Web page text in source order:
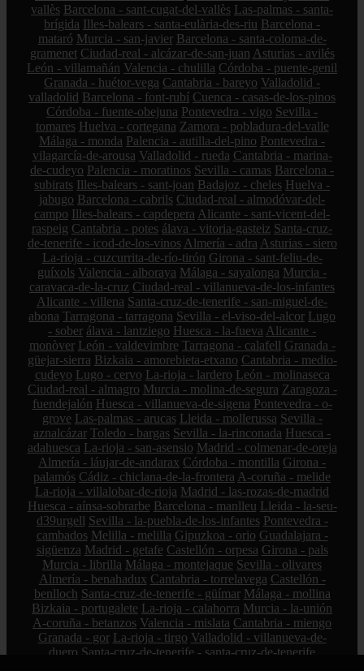
vallès Barcelona - sant-cugat-del-vallès Las-palmas - santa-
brígida Illes-balears - santa-eulària-des-riu Barcelona -
mataró Murcia - san-javier Barcelona - santa-coloma-de-
gramenet Ciudad-real - alcázar-de-san-juan Asturias - avilés
León - villamañán Valencia - chulilla Córdoba - puente-genil
Granada - huétor-vega Cantabria - bareyo Valladolid -
valladolid Barcelona - font-rubí Cuenca - casas-de-los-pinos
Córdoba - fuente-obejuna Pontevedra - vigo Sevilla -
tomares Huelva - cortegana Zamora - pobladura-del-valle
Málaga - monda Palencia - autilla-del-pino Pontevedra -
vilagarcía-de-arousa Valladolid - rueda Cantabria - marina-
de-cudeyo Palencia - moratinos Sevilla - camas Barcelona -
subirats Illes-balears - sant-joan Badajoz - cheles Huelva -
jabugo Barcelona - cabrils Ciudad-real - almodóvar-del-
campo Illes-balears - capdepera Alicante - sant-vicent-del-
raspeig Cantabria - potes álava - vitoria-gasteiz Santa-cruz-
de-tenerife - icod-de-los-vinos Almería - adra Asturias - siero
La-rioja - cuzcurrita-de-río-tirón Girona - sant-feliu-de-
guíxols Valencia - alboraya Málaga - sayalonga Murcia -
caravaca-de-la-cruz Ciudad-real - villanueva-de-los-infantes
Alicante - villena Santa-cruz-de-tenerife - san-miguel-de-
abona Tarragona - tarragona Sevilla - el-viso-del-alcor Lugo
- sober álava - lantziego Huesca - la-fueva Alicante -
monòver León - valdevimbre Tarragona - calafell Granada -
güejar-sierra Bizkaia - amorebieta-etxano Cantabria - medio-
cudeyo Lugo - cervo La-rioja - lardero León - molinaseca
Ciudad-real - almagro Murcia - molina-de-segura Zaragoza -
fuendejalón Huesca - villanueva-de-sigena Pontevedra - o-
grove Las-palmas - arucas Lleida - mollerussa Sevilla -
aznalcázar Toledo - bargas Sevilla - la-rinconada Huesca -
adahuesca La-rioja - san-asensio Madrid - colmenar-de-oreja
Almería - láujar-de-andarax Córdoba - montilla Girona -
palamós Cádiz - chiclana-de-la-frontera A-coruña - melide
La-rioja - villalobar-de-rioja Madrid - las-rozas-de-madrid
Huesca - aínsa-sobrarbe Barcelona - manlleu Lleida - la-seu-
d39urgell Sevilla - la-puebla-de-los-infantes Pontevedra -
cambados Melilla - melilla Gipuzkoa - orio Guadalajara -
sigüenza Madrid - getafe Castellón - orpesa Girona - pals
Murcia - librilla Málaga - montejaque Sevilla - olivares
Almería - benahadux Cantabria - torrelavega Castellón -
benlloch Santa-cruz-de-tenerife - güímar Málaga - mollina
Bizkaia - portugalete La-rioja - calahorra Murcia - la-unión
A-coruña - betanzos Valencia - mislata Cantabria - miengo
Granada - gor La-rioja - tirgo Valladolid - villanueva-de-
duero Santa-cruz-de-tenerife - santa-cruz-de-tenerife